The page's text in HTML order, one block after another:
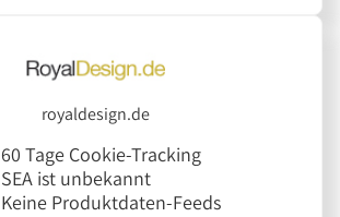
royaldesign.de
60 Tage Cookie-Tracking
SEA ist unbekannt
Keine Produktdaten-Feeds